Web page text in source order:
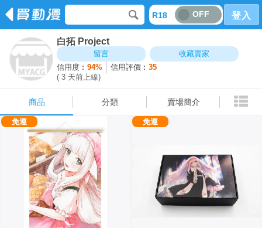
R18 OFF 登入
白拓 Project
留言
收藏賣家
信用度︰94% 信用評價︰35
( 3 天前上線)
商品 分類 賣場簡介
免運 免運
商品 分類